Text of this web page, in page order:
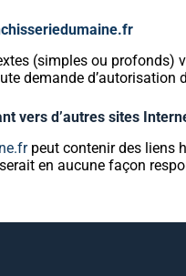
(simples ou profonds)
demande
vers d’autres sites
peut contenir des liens
en aucune façon